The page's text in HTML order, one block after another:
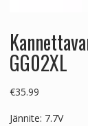
GG02XL
€35.99
Jännite: 7.7V